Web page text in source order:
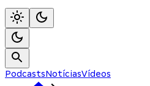
PodcastsNotíciasVídeos